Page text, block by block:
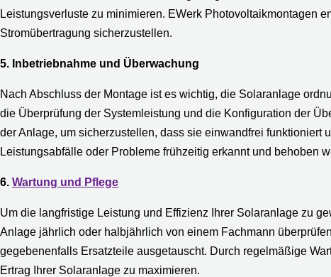
Leistungsverluste zu minimieren. EWerk Photovoltaikmontagen
Stromübertragung sicherzustellen.
5. Inbetriebnahme und Überwachung
Nach Abschluss der Montage ist es wichtig, die Solaranlage
die Überprüfung der Systemleistung und die Konfiguration der
der Anlage, um sicherzustellen, dass sie einwandfrei
Leistungsabfälle oder Probleme frühzeitig erkannt und behoben
6. Wartung und Pflege
Um die langfristige Leistung und Effizienz Ihrer Solaranlage zu
Anlage jährlich oder halbjährlich von einem Fachmann
gegebenenfalls Ersatzteile ausgetauscht. Durch regelmäßige
Ertrag Ihrer Solaranlage zu maximieren.